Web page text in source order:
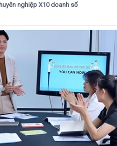
nghiệp X10 doanh số